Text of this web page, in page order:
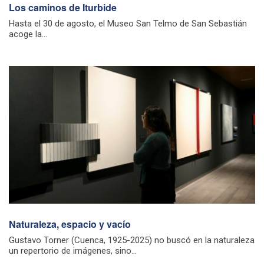
Los caminos de Iturbide
Hasta el 30 de agosto, el Museo San Telmo de San Sebastián
acoge la...
Naturaleza, espacio y vacío
Gustavo Torner (Cuenca, 1925-2025) no buscó en la naturaleza
un repertorio de imágenes, sino...